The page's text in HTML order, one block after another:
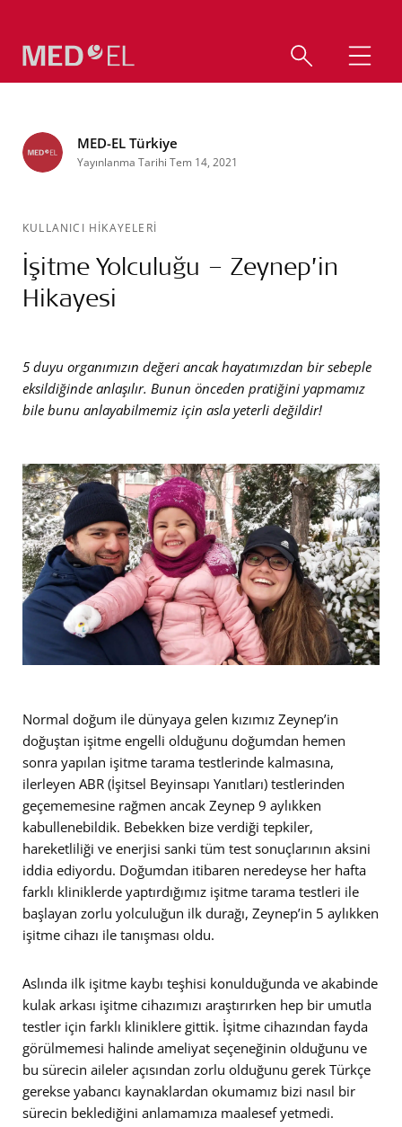
MED-EL Türkiye
Yayınlanma Tarihi Tem 14, 2021
KULLANICI HİKAYELERİ
İşitme Yolculuğu – Zeynep’in
Hikayesi
5 duyu organımızın değeri ancak hayatımızdan bir sebeple
eksildiğinde anlaşılır. Bunun önceden pratiğini yapmamız
bile bunu anlayabilmemiz için asla yeterli değildir!
Normal doğum ile dünyaya gelen kızımız Zeynep’in
doğuştan işitme engelli olduğunu doğumdan hemen
sonra yapılan işitme tarama testlerinde kalmasına,
ilerleyen ABR (İşitsel Beyinsapı Yanıtları) testlerinden
geçememesine rağmen ancak Zeynep 9 aylıkken
kabullenebildik. Bebekken bize verdiği tepkiler,
hareketliliği ve enerjisi sanki tüm test sonuçlarının aksini
iddia ediyordu. Doğumdan itibaren neredeyse her hafta
farklı kliniklerde yaptırdığımız işitme tarama testleri ile
başlayan zorlu yolculuğun ilk durağı, Zeynep’in 5 aylıkken
işitme cihazı ile tanışması oldu.
Aslında ilk işitme kaybı teşhisi konulduğunda ve akabinde
kulak arkası işitme cihazımızı araştırırken hep bir umutla
testler için farklı kliniklere gittik. İşitme cihazından fayda
görülmemesi halinde ameliyat seçeneğinin olduğunu ve
bu sürecin aileler açısından zorlu olduğunu gerek Türkçe
gerekse yabancı kaynaklardan okumamız bizi nasıl bir
sürecin beklediğini anlamamıza maalesef yetmedi.